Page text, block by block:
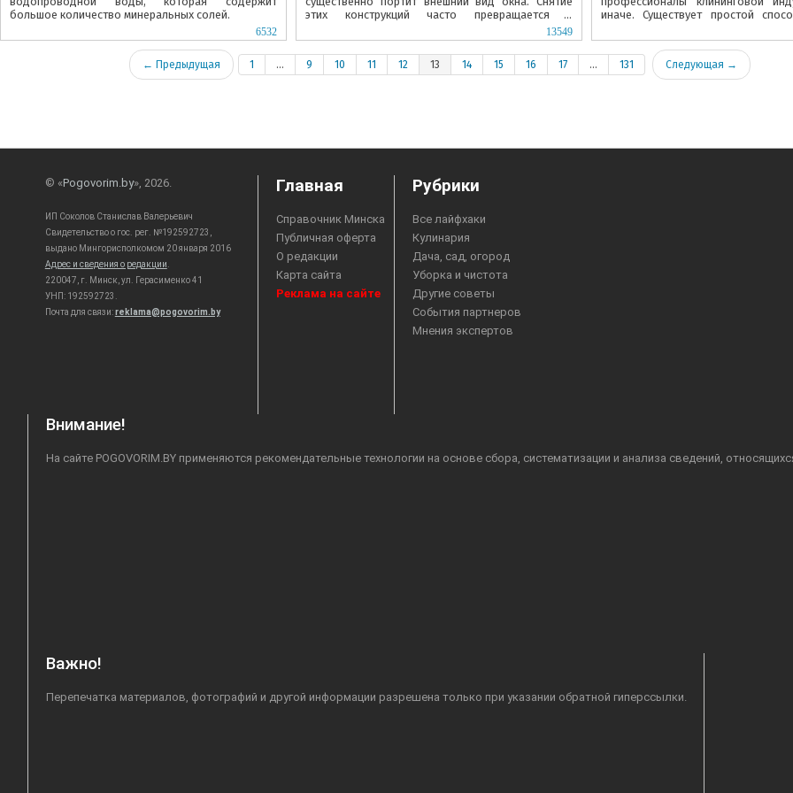
большое количество минеральных солей.
6532
этих конструкций часто превращается в
настоящее испытание, особенно когда крепления
выполнены...
13549
иначе. Существует простой
← Предыдущая 1 ... 9 10 11 12 13 14 15 16 17 ... 131 Следующая →
© «Pogovorim.by», 2026.
ИП Соколов Станислав Валерьевич
Свидетельство о гос. рег. №192592723,
выдано Мингорисполкомом 20 января 2016
Адрес и сведения о редакции
220047, г. Минск, ул. Герасименко 41
УНП: 192592723.
Почта для связи:reklama@pogovorim.by
Главная
Справочник Минска
Публичная оферта
О редакции
Карта сайта
Реклама на сайте
Рубрики
Все лайфхаки
Кулинария
Дача, сад, огород
Уборка и чистота
Другие советы
События партнеров
Мнения экспертов
Внимание!
На сайте POGOVORIM.BY применяются рекомендательные технологии на основе сбора, систематизации и анализа сведений,
Важно!
Перепечатка материалов, фотографий и другой информации разрешена только при указании обратной гиперссылки.